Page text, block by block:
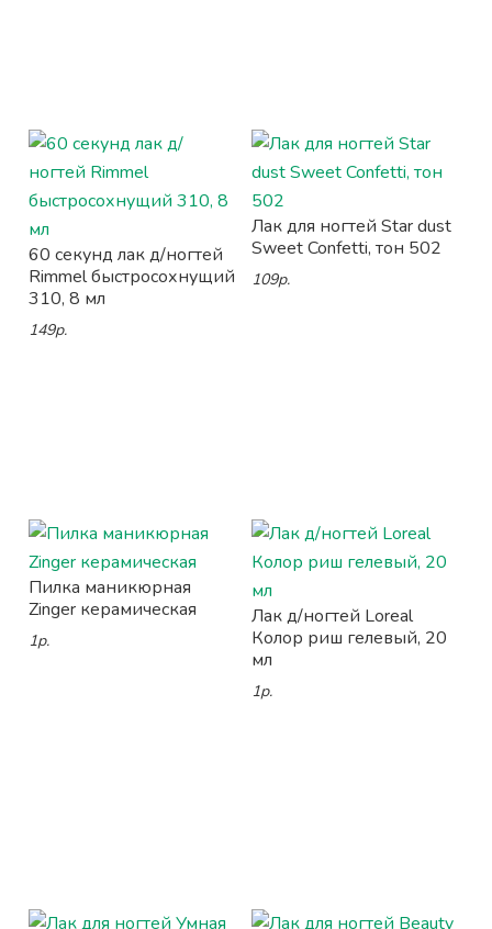
60 секунд лак д/ногтей
Rimmel быстросохнущий
310, 8 мл
149р.
Лак для ногтей Star dust
Sweet Confetti, тон 502
109р.
Пилка маникюрная
Zinger керамическая
1р.
Лак д/ногтей Loreal
Колор риш гелевый, 20
мл
1р.